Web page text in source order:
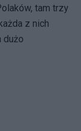
tam trzy
z nich
dużo